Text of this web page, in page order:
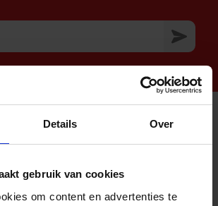
Details Over
gebruik van cookies
om content en advertenties te